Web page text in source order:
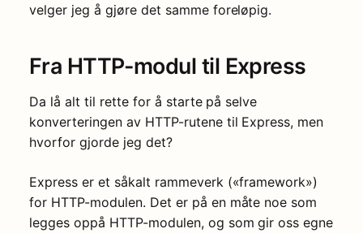
velger jeg å gjøre det samme foreløpig.
Fra HTTP-modul til Express
Da lå alt til rette for å starte på selve
konverteringen av HTTP-rutene til Express, men
hvorfor gjorde jeg det?
Express er et såkalt rammeverk («framework»)
for HTTP-modulen. Det er på en måte noe som
legges oppå HTTP-modulen, og som gir oss egne